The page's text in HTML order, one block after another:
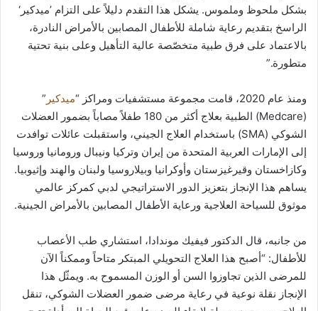
بشكل ملحوظ وملموس. يشكل هذا التقدم دليلاً على التزام ’ميدكير‘
الراسخ بتقديم رعاية شاملة للأطفال المصابين بالأمراض النادرة،
بالاعتماد على فرق طبية متخصّصة عالية التأهيل وعلى بنية تحتية
متطورة.”
ومنذ عام 2020، قامت مجموعة مستشفيات ومراكز “ ميدكير ”
(Medcare) الطبية بعلاج أكثر من 180 طفلاً مصاباً بضمور العضلات
الشوكي (SMA) باستخدام العلاج الجيني، واستقبلت عائلات توافدت
إلى الإمارات العربية المتحدة من إيران وتركيا ونيبال ورومانيا وروسيا
وكازاخستان وقيرغيزستان وأوكرانيا وبيلاروسيا ولبنان والهند وإثيوبيا.
يساهم هذا الإنجاز بتعزيز الدور الاستراتيجي لدبي كمركز عالمي
موثوق للسياحة العلاجية ورعاية الأطفال المصابين بالأمراض الجينية.
من جانبه، قال الدكتور فيفيك موندادا، استشاري طب الأعصاب
للأطفال: “أصبح هذا العلاج التحويلي المبتكر متاحاً وممكناً الآن
للمرضى الذين تجاوزوا السن أو الوزن المسموح به. ويمثّل هذا
الإنجاز نقلة نوعية في رعاية مرضى ضمور العضلات الشوكي، تنقل